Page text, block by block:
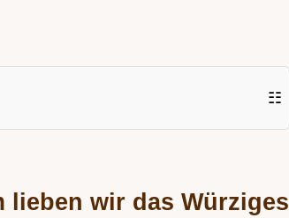
☷
lieben wir das Würziges